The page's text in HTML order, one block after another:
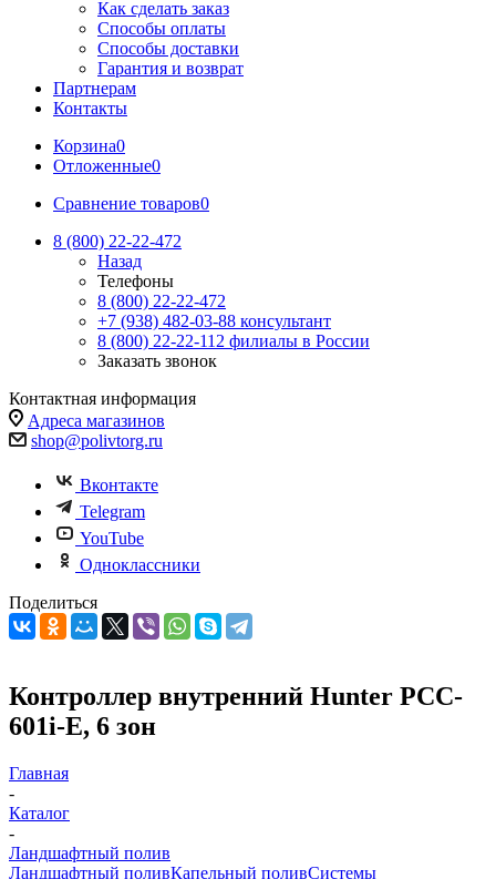
Как сделать заказ
Способы оплаты
Способы доставки
Гарантия и возврат
Партнерам
Контакты
Корзина0
Отложенные0
Сравнение товаров0
8 (800) 22-22-472
Назад
Телефоны
8 (800) 22-22-472
+7 (938) 482-03-88 консультант
8 (800) 22-22-112 филиалы в России
Заказать звонок
Контактная информация
Адреса магазинов
shop@polivtorg.ru
Вконтакте
Telegram
YouTube
Одноклассники
Поделиться
Контроллер внутренний Hunter PCC-
601i-E, 6 зон
Главная
-
Каталог
-
Ландшафтный полив
Ландшафтный поливКапельный поливСистемы